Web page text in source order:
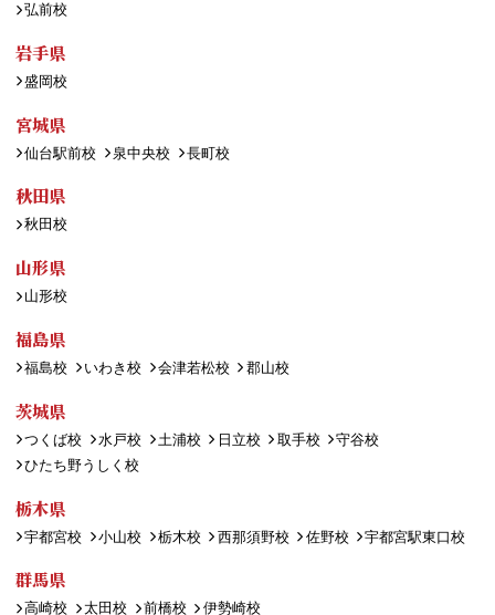
弘前校
岩手県
盛岡校
宮城県
仙台駅前校 泉中央校 長町校
秋田県
秋田校
山形県
山形校
福島県
福島校 いわき校 会津若松校 郡山校
茨城県
つくば校 水戸校 土浦校 日立校 取手校
守谷校
ひたち野うしく校
栃木県
宇都宮校 小山校 栃木校 西那須野校 佐野校 宇都宮駅東口校
群馬県
高崎校 太田校 前橋校 伊勢崎校